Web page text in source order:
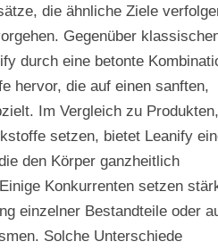
die ähnliche Ziele
Gegenüber
durch eine betonte
hervor, die auf einen sanften,
Im Vergleich zu
setzen, bietet Leanify
den Körper ganzheitlich
Konkurrenten setzen
einzelner Bestandteile oder
Solche Unterschiede